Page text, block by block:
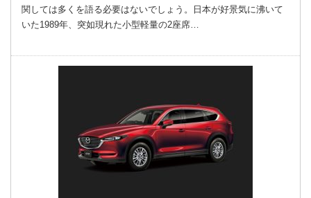
関しては多くを語る必要はないでしょう。日本が好景気に沸いて
いた1989年、突如現れた小型軽量の2座席…